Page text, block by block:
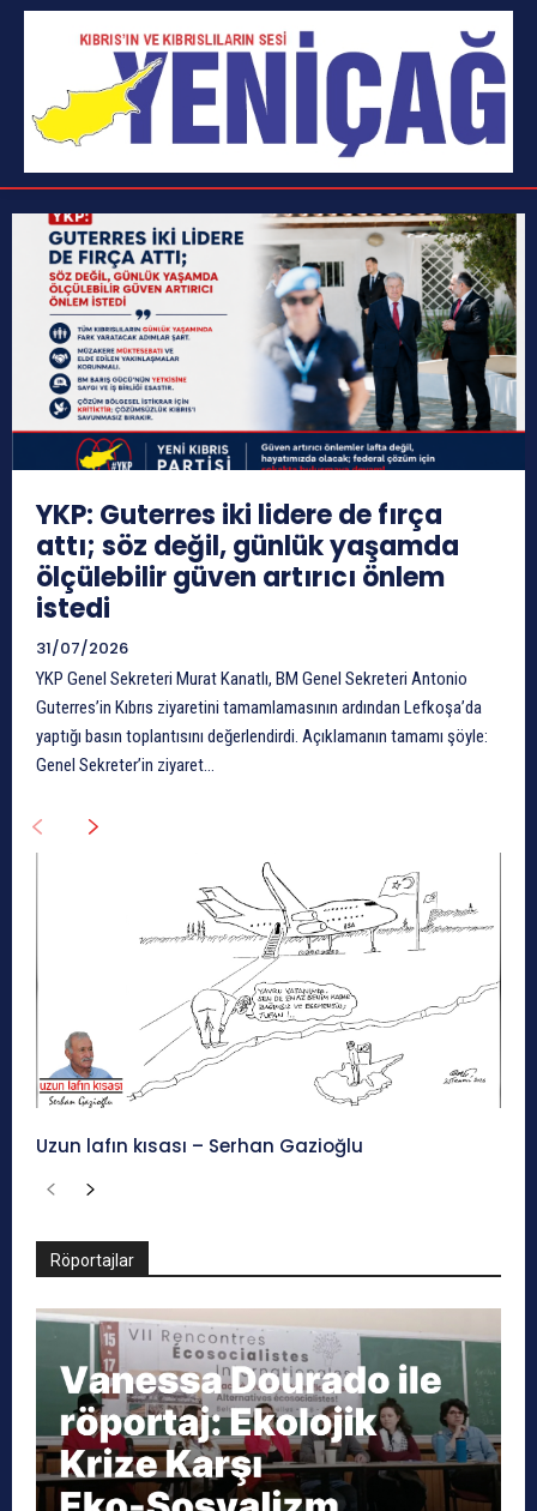
YKP: Guterres iki lidere de fırça
attı; söz değil, günlük yaşamda
ölçülebilir güven artırıcı önlem
istedi
31/07/2026
YKP Genel Sekreteri Murat Kanatlı, BM Genel Sekreteri Antonio
Guterres’in Kıbrıs ziyaretini tamamlamasının ardından Lefkoşa’da
yaptığı basın toplantısını değerlendirdi. Açıklamanın tamamı şöyle:
Genel Sekreter’in ziyaret...
Uzun lafın kısası – Serhan Gazioğlu
Röportajlar